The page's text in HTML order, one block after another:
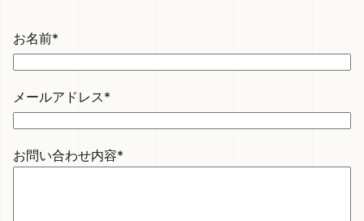
お名前*
メールアドレス*
お問い合わせ内容*